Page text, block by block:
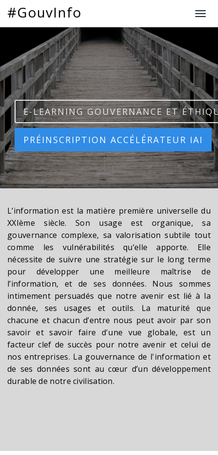
T
o
l
e
n
a
v
i
g
t
i
o
n
#GouvInfo
E-LEARNING GOUVERNANCE ET
PRÉINSCRIPTION ACCÉLÉRATEUR IAI
L’information est la matière première universelle du
XXIème siècle. Son usage est organique, sa
gouvernance complexe, sa valorisation subtile tout
comme les vulnérabilités qu’elle apporte. Elle
nécessite de suivre une stratégie sur le long terme
pour développer une meilleure maîtrise de
l’information, et de ses données. Nous sommes
intimement persuadés que notre avenir est lié à la
donnée, ses usages et outils. La maturité que
chacune et chacun d’entre nous peut avoir par son
savoir et savoir faire d'une vue globale, est un
facteur clef de succès pour notre avenir et celui de
nos entreprises. La gouvernance de l'information et
de ses données sont au cœur d’un développement
durable de notre civilisation.